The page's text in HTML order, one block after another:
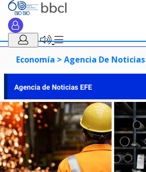
Economía > Agencia De Noticias